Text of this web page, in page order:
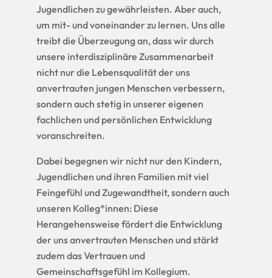
Jugendlichen zu gewährleisten. Aber auch,
um mit- und voneinander zu lernen. Uns alle
treibt die Überzeugung an, dass wir durch
unsere interdisziplinäre Zusammenarbeit
nicht nur die Lebensqualität der uns
anvertrauten jungen Menschen verbessern,
sondern auch stetig in unserer eigenen
fachlichen und persönlichen Entwicklung
voranschreiten.
Dabei begegnen wir nicht nur den Kindern,
Jugendlichen und ihren Familien mit viel
Feingefühl und Zugewandtheit, sondern auch
unseren Kolleg*innen: Diese
Herangehensweise fördert die Entwicklung
der uns anvertrauten Menschen und stärkt
zudem das Vertrauen und
Gemeinschaftsgefühl im Kollegium.